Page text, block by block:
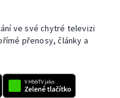
ve své chytré televizi
přenosy, články a